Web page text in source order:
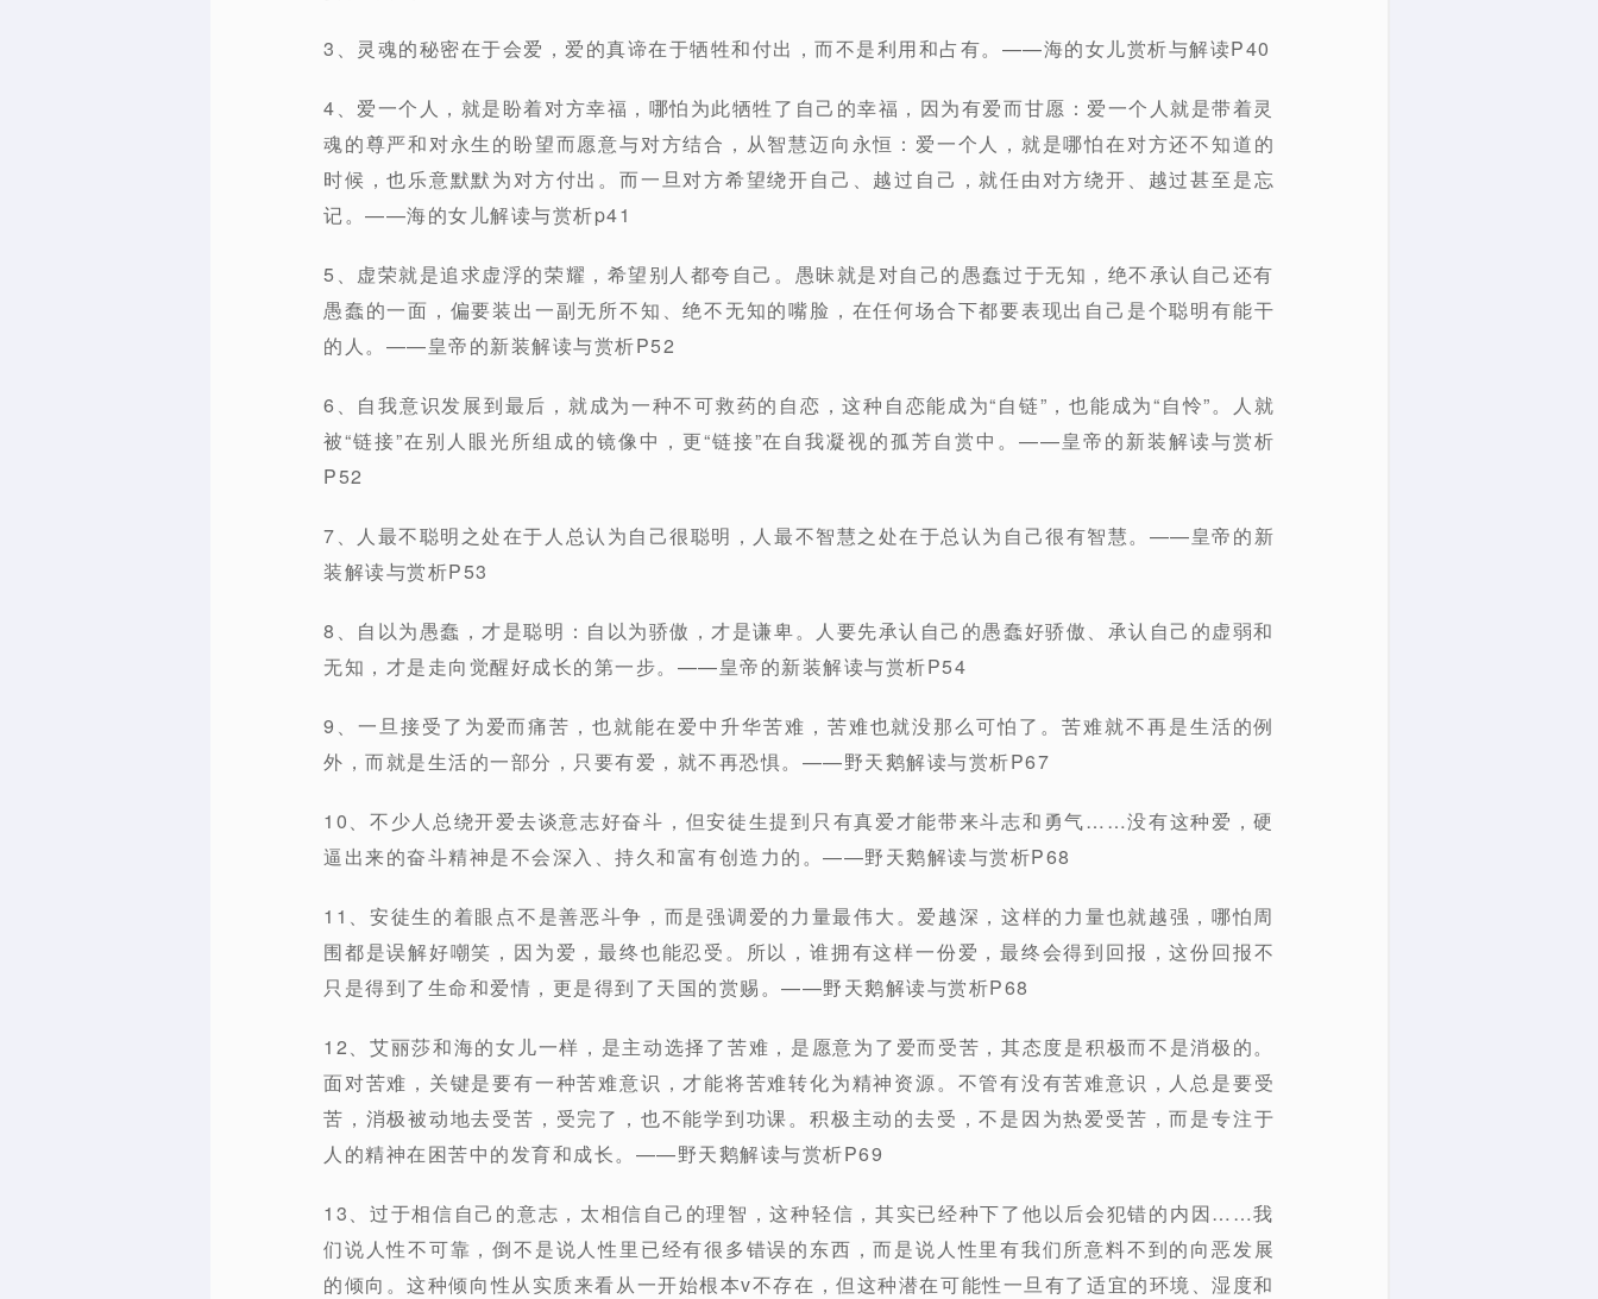
3、灵魂的秘密在于会爱，爱的真谛在于牺牲和付出，而不是利用和占有。——海的女儿赏析与解读P40
4、爱一个人，就是盼着对方幸福，哪怕为此牺牲了自己的幸福，因为有爱而甘愿：爱一个人就是带着灵
魂的尊严和对永生的盼望而愿意与对方结合，从智慧迈向永恒：爱一个人，就是哪怕在对方还不知道的
时候，也乐意默默为对方付出。而一旦对方希望绕开自己、越过自己，就任由对方绕开、越过甚至是忘
记。——海的女儿解读与赏析p41
5、虚荣就是追求虚浮的荣耀，希望别人都夸自己。愚昧就是对自己的愚蠢过于无知，绝不承认自己还有
愚蠢的一面，偏要装出一副无所不知、绝不无知的嘴脸，在任何场合下都要表现出自己是个聪明有能干
的人。——皇帝的新装解读与赏析P52
6、自我意识发展到最后，就成为一种不可救药的自恋，这种自恋能成为“自链”，也能成为“自怜”。人就
被“链接”在别人眼光所组成的镜像中，更“链接”在自我凝视的孤芳自赏中。——皇帝的新装解读与赏析
P52
7、人最不聪明之处在于人总认为自己很聪明，人最不智慧之处在于总认为自己很有智慧。——皇帝的新
装解读与赏析P53
8、自以为愚蠢，才是聪明：自以为骄傲，才是谦卑。人要先承认自己的愚蠢好骄傲、承认自己的虚弱和
无知，才是走向觉醒好成长的第一步。——皇帝的新装解读与赏析P54
9、一旦接受了为爱而痛苦，也就能在爱中升华苦难，苦难也就没那么可怕了。苦难就不再是生活的例
外，而就是生活的一部分，只要有爱，就不再恐惧。——野天鹅解读与赏析P67
10、不少人总绕开爱去谈意志好奋斗，但安徒生提到只有真爱才能带来斗志和勇气……没有这种爱，硬
逼出来的奋斗精神是不会深入、持久和富有创造力的。——野天鹅解读与赏析P68
11、安徒生的着眼点不是善恶斗争，而是强调爱的力量最伟大。爱越深，这样的力量也就越强，哪怕周
围都是误解好嘲笑，因为爱，最终也能忍受。所以，谁拥有这样一份爱，最终会得到回报，这份回报不
只是得到了生命和爱情，更是得到了天国的赏赐。——野天鹅解读与赏析P68
12、艾丽莎和海的女儿一样，是主动选择了苦难，是愿意为了爱而受苦，其态度是积极而不是消极的。
面对苦难，关键是要有一种苦难意识，才能将苦难转化为精神资源。不管有没有苦难意识，人总是要受
苦，消极被动地去受苦，受完了，也不能学到功课。积极主动的去受，不是因为热爱受苦，而是专注于
人的精神在困苦中的发育和成长。——野天鹅解读与赏析P69
13、过于相信自己的意志，太相信自己的理智，这种轻信，其实已经种下了他以后会犯错的内因……我
们说人性不可靠，倒不是说人性里已经有很多错误的东西，而是说人性里有我们所意料不到的向恶发展
的倾向。这种倾向性从实质来看从一开始根本v不存在，但这种潜在可能性一旦有了适宜的环境、湿度和